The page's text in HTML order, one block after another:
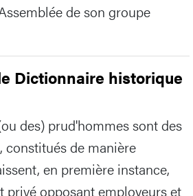
de son groupe
Dictionnaire historique
des) prud'hommes sont des
constitués de manière
en première instance,
privé opposant employeurs et